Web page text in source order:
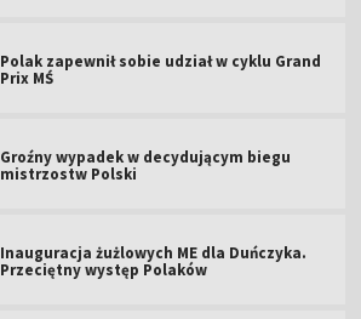
Polak zapewnił sobie udział w cyklu Grand
Prix MŚ
Groźny wypadek w decydującym biegu
mistrzostw Polski
Inauguracja żużlowych ME dla Duńczyka.
Przeciętny występ Polaków